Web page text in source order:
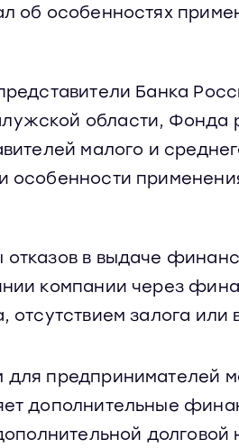
об особенностях
Банка
области, Фонда
малого и
в выдаче
компании через
залога или
предпринимателей
дополнительные
долговой